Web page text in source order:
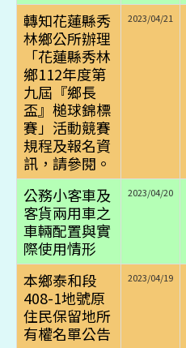
轉知花蓮縣秀
林鄉公所辦理
「花蓮縣秀林
鄉112年度第
九屆『鄉長
盃』槌球錦標
賽」活動競賽
規程及報名資
訊，請參閱。
2023/04/21
公務小客車及
客貨兩用車之
車輛配置與實
際使用情形
2023/04/20
本鄉泰和段
408-1地號原
住民保留地所
有權名單公告
2023/04/19